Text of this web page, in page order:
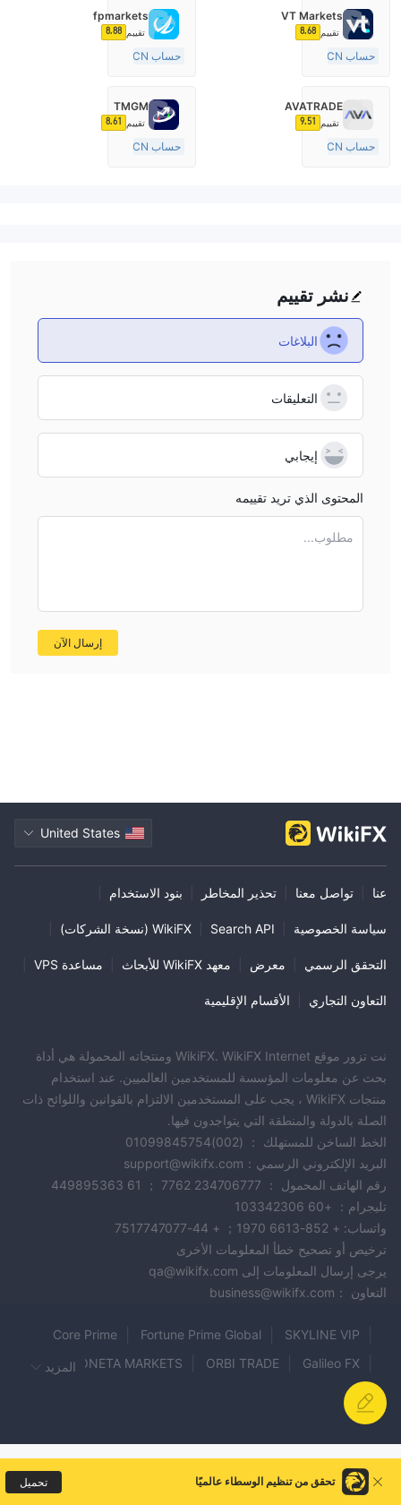
VT Markets
تقييم 8.68
حساب ECN
صناعة السوق (MM)
fpmarkets
تقييم 8.88
حساب ECN
صناعة السوق (MM)
AVATRADE
تقييم 9.51
حساب ECN
TMGM
تقييم 8.61
حساب ECN
نشر تقييم
البلاغات
التعليقات
إيجابي
المحتوى الذي تريد تقييمه
مطلوب...
إرسال الآن
United States
عنا تواصل معنا تحذير المخاطر بنود الاستخدام
سياسة الخصوصية Search API WikiFX (نسخة الشركات)
التحقق الرسمي معرض معهد WikiFX للأبحاث مساعدة VPS
التعاون التجاري الأقسام الإقليمية
نت تزور موقع WikiFX. WikiFX Internet ومنتجاته المحمولة هي أداة
بحث عن معلومات المؤسسة للمستخدمين العالميين. عند استخدام
منتجات WikiFX ، يجب على المستخدمين الالتزام بالقوانين واللوائح ذات
الصلة بالدولة والمنطقة التي يتواجدون فيها.
الخط الساخن للمستهلك ： (002)01099845754
البريد الإلكتروني الرسمي：support@wikifx.com
رقم الهاتف المحمول ： 234706777 7762 ； 61 449895363
تليجرام： +60 103342306
واتساب: + 852-6613 1970； + 44-7517747077
ترخيص أو تصحيح خطأ المعلومات الأخرى
يرجى إرسال المعلومات إلى qa@wikifx.com
التعاون ：business@wikifx.com
SKYLINE VIP
Fortune Prime Global
Core Prime
Galileo FX
ORBI TRADE
MONETA MARKETS
Guze markets
Qorva Markets
westernfx
Auxiliary Trades
grasberg
BitForex
PRESTIGE
HSB Forex Trade
Paylynn Deutsch
المزيد
تحقق من تنظيم الوسطاء عالميًا تحميل